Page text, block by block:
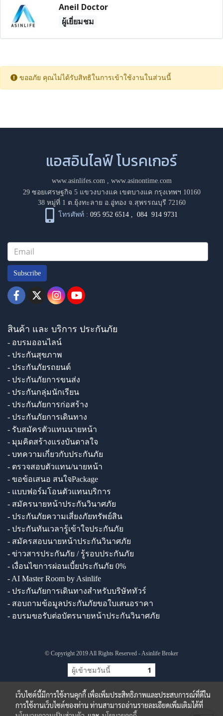
Aneil Doctor
ผู้เยี่ยมชม
ขออภัย คุณไม่ได้รับสิทธิในการเข้าใช้งานในส่วนนี้
แอสอินไลฟ์ โบรคเกอร์
www.asinlifes.com, www.asinontime.com
29 ซอยเศรษฐกิจ 5 แขวงบางแค เขตบางแค กรุงเทพฯ 10160
38 หมู่ที่ 1 ต.ยุ้งทะลาย อ.อู่ทอง จ.สุพรรณบุรี 72160
โทรศัพท์ : 095 952 6514 ,084 914 9731
Subscribe
สินค้า และ บริการ ประกันภัย
- อบรมออนไลน์
- ประกันสุขภาพ
- ประกันภัยรถยนต์
- ประกันภัยการขนส่ง
- ประกันกลุ่มนักเรียน
- ประกันภัยการก่อสร้าง
- ประกันภัยการเดินทาง
- รับสมัครตัวแทนนายหน้า
- มุมคิดสร้างแรงบันดาลใจ
- บทความเกี่ยวกับประกันภัย
- ตรวจสอบตัวแทน/นายหน้า
- ขอข้อเสนอ สนใจPackage
- แบบฟอร์มโอนตัวแทนบริการ
- สมัครนายหน้าประกันวินาศภัย
- ประกันภัยความเสี่ยงภัยทรัพย์สิน
- ประกันทันเวลารู้เข้าใจประกันภัย
- สมัครสอบนายหน้าประกันวินาศภัย
- ข่าวสารประกันภัย / รู้รอบประกันภัย
- เงื่อนไขการผ่อนเบี้ยประกันภัย 0%
- AI Master Room by Asinlife
- ประกันภัยการเดินทางสำหรับบริษัททัวร์
- สอบถามข้อมูลประกันภัยขอใบเสนอราคา
- อบรมขอรับต่อบัตรนายหน้าประกันวินาศภัย
© Copyright 2019 All Rights Reserved - Asinlife Broker
ผู้เข้าชมวันนี้ 1
เว็บไซต์นี้มีการใช้งานคุกกี้ เพื่อเพิ่มประสิทธิภาพและประสบการณ์ที่ดีใน
การใช้งานเว็บไซต์ของท่าน ท่านสามารถอ่านรายละเอียดเพิ่มเติมได้ที่